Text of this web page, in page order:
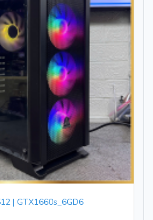
| GTX1660s_6GD6